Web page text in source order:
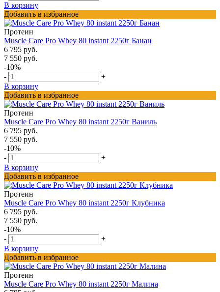
В корзину
Добавить в избранное
Протеин
Muscle Care Pro Whey 80 instant 2250г Банан
6 795 руб.
7 550 руб.
-10%
-
+
В корзину
Добавить в избранное
Протеин
Muscle Care Pro Whey 80 instant 2250г Ваниль
6 795 руб.
7 550 руб.
-10%
-
+
В корзину
Добавить в избранное
Протеин
Muscle Care Pro Whey 80 instant 2250г Клубника
6 795 руб.
7 550 руб.
-10%
-
+
В корзину
Добавить в избранное
Протеин
Muscle Care Pro Whey 80 instant 2250г Малина